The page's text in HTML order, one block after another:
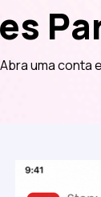
Abra uma conta